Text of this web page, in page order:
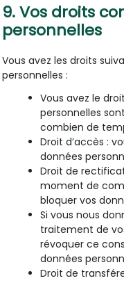
9. Vos droits
personnelles
Vous avez les droits
personnelles :
Vous avez le
personnelles
combien de
Droit d’accès :
données
Droit de
moment de
bloquer vos
Si vous nous
traitement de
révoquer ce
données
Droit de